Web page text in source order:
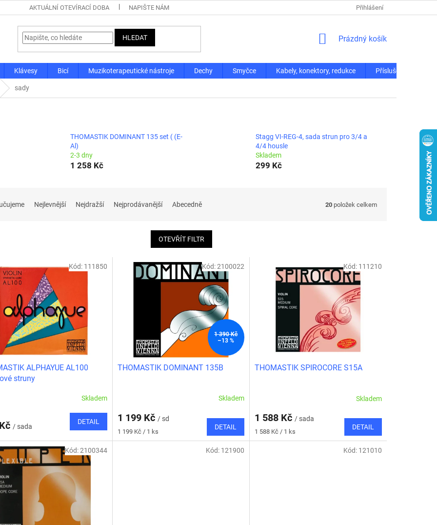
AKTUÁLNÍ OTEVÍRACÍ DOBA NAPIŠTE NÁM Přihlášení
HLEDAT
NÁKUPNÍ
Prázdný košík
Klávesy Bicí Muzikoterapeutické nástroje Dechy Smyčce Kabely, konektory, redukce Příslušenství
sady
THOMASTIK DOMINANT 135 set ( (E-
Al)
2-3 dny
1 258 Kč
Stagg VI-REG-4, sada strun pro 3/4 a
4/4 housle
Skladem
299 Kč
Nejlevnější Nejdražší Nejprodávanější Abecedně 20 položek celkem
OTEVŘÍT FILTR
ALPHAYUE AL100
struny
Skladem
/ sada
DETAIL
Kód: 111850
1 390 Kč
–13 %
THOMASTIK DOMINANT 135B
Skladem
1 199 Kč / sd
Měrná
cena:
1 199 Kč / 1 ks
DETAIL
Kód:2100022
THOMASTIK SPIROCORE S15A
Skladem
1 588 Kč / sada
Měrná
cena:
1 588 Kč / 1 ks
DETAIL
Kód: 111210
Kód:2100344 Kód: 121900 Kód: 121010